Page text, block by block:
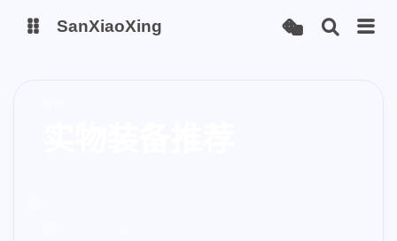
SanXiaoXing